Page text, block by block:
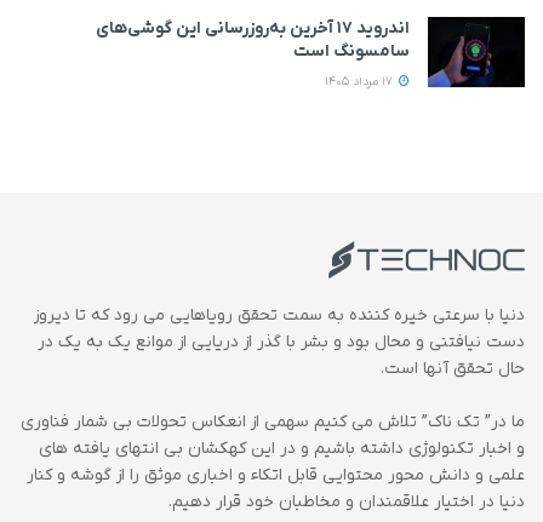
اندروید ۱۷ آخرین به‌روزرسانی این گوشی‌های
سامسونگ است
دنیا با سرعتی خیره کننده به سمت تحقق رویاهایی می رود که تا دیروز
دست نیافتنی و محال بود و بشر با گذر از دریایی از موانع یک به یک در
حال تحقق آنها است.
ما در” تک ناک” تلاش می کنیم سهمی از انعکاس تحولات بی شمار فناوری
و اخبار تکنولوژی داشته باشیم و در این کهکشان بی انتهای یافته های
علمی و دانش محور محتوایی قابل اتکاء و اخباری موثق را از گوشه و کنار
دنیا در اختیار علاقمندان و مخاطبان خود قرار دهیم.